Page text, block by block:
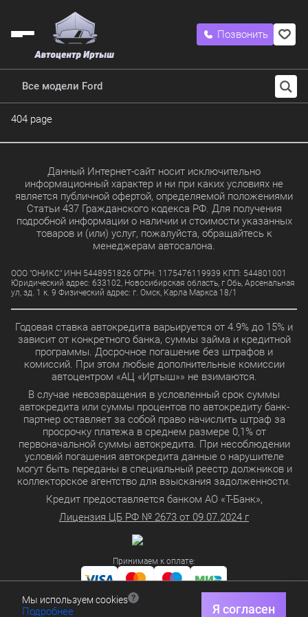
Позвонить
Все модели Ford
404 page
Данный Интернет-сайт носит исключительно
информационный характер и ни при каких условиях не
является публичной офертой, определяемой положениями
Статьи 437 Гражданского кодекса РФ. Для получения
подробной информации о наличии и стоимости указанных
товаров и (или) услуг, пожалуйста, обращайтесь к
менеджерам автосалона.
ООО "ОНИКС" ИНН 5448951826 ОГРН: 1175476119939 КПП: 544801001
Юридический адрес: 633102, Новосибирская область, г Обь, Арсенальная
ул, зд. 1 к. 9 Физический адрес: г. Омск, Карла Маркса 18/1
Годовая ставка автокредита варьируется от 4.9% до 15% и
зависит от конкретного банка, суммы займа и кредитной
программы. Досрочное погашение без штрафов и
комиссий. При этом любые дополнительные комиссии
автоцентром «АЦ «Иртыш»» не взимаются.
В случае невозвращения в условленный срок суммы
автокредита или суммы процентов по автокредиту банк-
партнер оставляет за собой право начислить штраф за
просрочку платежа в среднем размере 0,1% от
первоначальной суммы автокредита. При несоблюдении
условий погашения автокредита данные о нарушителе
могут быть переданы в специальный реестр должников и
коллекторское агентство для взыскания задолженности.
Кредит предоставляется банком АО «Т-Банк»,
Лицензия ЦБ РФ № 2673 от 09.07.2024 г
Принимаем к оплате:
Политика в отношении обработки персональных данных
Мы используем cookies
Подробнее Я согласен